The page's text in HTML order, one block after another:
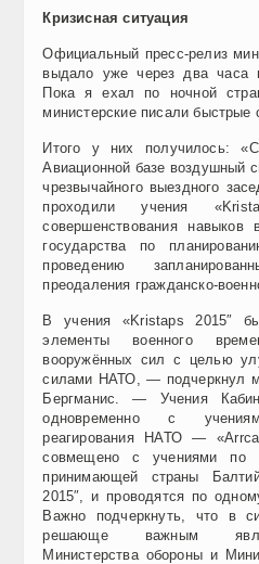
Кризисная ситуация
Официальный пресс-релиз
выдало уже через два часа
Пока я ехал по ночной
министерские писали быстрые
Итого у них получилось:
Авиационной базе воздушный
чрезвычайного выездного
проходили учения
совершенствования
государства по
проведению
преодаления гражданско-
В учения «Kristaps 2015″
элементы военного
вооружённых сил с целью
силами НАТО, — подчеркнул
Бергманис. — Учения
одновременно с
реагирования НАТО —
совмещено с учениями по
принимающей страны
2015″, и проводятся по
Важно подчеркнуть, что в
решающе важным
Министерства обороны и